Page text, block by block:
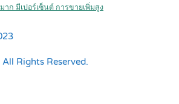
าก มีเปอร์เซ็นต์ การขายเพิ่มสูง
Rights Reserved.